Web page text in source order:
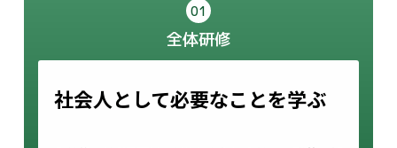
01
全体研修
社会人として必要なことを学ぶ